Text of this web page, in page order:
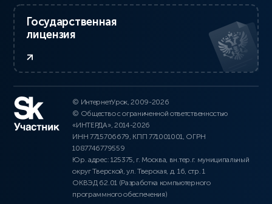
Государственная
лицензия
© ИнтернетУрок, 2009-2026
© Общество с ограниченной ответственностью
«ИНТЕРДА», 2014-2026
ИНН 7715706679, КПП 771001001, ОГРН
1087746779559
Юр. адрес: 125375, г. Москва, вн.тер.г. муниципальный
округ Тверской, ул. Тверская, д. 16, стр. 1
ОКВЭД 62.01 (Разработка компьютерного
программного обеспечения)